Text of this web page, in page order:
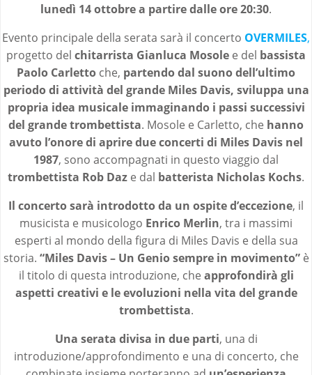
lunedì 14 ottobre a partire dalle ore 20:30.
Evento principale della serata sarà il concerto OVERMILES,
progetto del chitarrista Gianluca Mosole e del bassista
Paolo Carletto che, partendo dal suono dell’ultimo
periodo di attività del grande Miles Davis, sviluppa una
propria idea musicale immaginando i passi successivi
del grande trombettista. Mosole e Carletto, che hanno
avuto l’onore di aprire due concerti di Miles Davis nel
1987, sono accompagnati in questo viaggio dal
trombettista Rob Daz e dal batterista Nicholas Kochs.
Il concerto sarà introdotto da un ospite d’eccezione, il
musicista e musicologo Enrico Merlin, tra i massimi
esperti al mondo della figura di Miles Davis e della sua
storia. “Miles Davis – Un Genio sempre in movimento”è
il titolo di questa introduzione, che approfondirà gli
aspetti creativi e le evoluzioni nella vita del grande
trombettista.
Una serata divisa in due parti, una di
introduzione/approfondimento e una di concerto, che